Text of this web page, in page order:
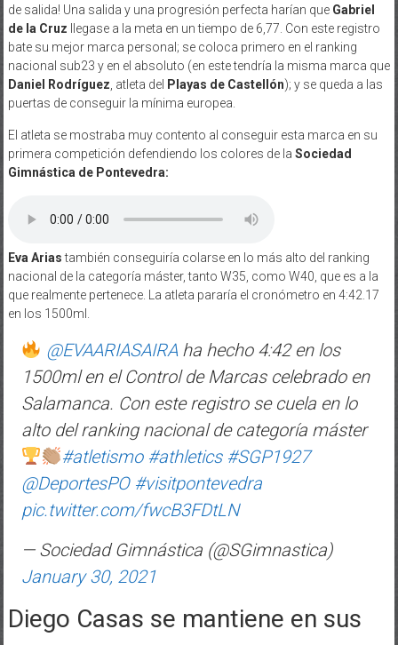
de salida! Una salida y una progresión perfecta harían que Gabriel
de la Cruz llegase a la meta en un tiempo de 6,77. Con este registro
bate su mejor marca personal; se coloca primero en el ranking
nacional sub23 y en el absoluto (en este tendría la misma marca que
Daniel Rodríguez, atleta del Playas de Castellón); y se queda a las
puertas de conseguir la mínima europea.
El atleta se mostraba muy contento al conseguir esta marca en su
primera competición defendiendo los colores de la Sociedad
Gimnástica de Pontevedra:
Eva Ariastambién conseguiría colarse en lo más alto del ranking
nacional de la categoría máster, tanto W35, como W40, que es a la
que realmente pertenece. La atleta pararía el cronómetro en 4:42.17
en los 1500ml.
@EVAARIASAIRAha hecho 4:42 en los
1500ml en el Control de Marcas celebrado en
Salamanca. Con este registro se cuela en lo
alto del ranking nacional de categoría máster
#atletismo #athletics #SGP1927
@DeportesPO #visitpontevedra
pic.twitter.com/fwcB3FDtLN
— Sociedad Gimnástica (@SGimnastica)
January 30, 2021
Diego Casas se mantiene en sus